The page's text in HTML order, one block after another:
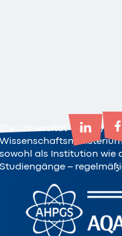
Die Universität Witten/
sowohl als Institution wie
Studiengänge –